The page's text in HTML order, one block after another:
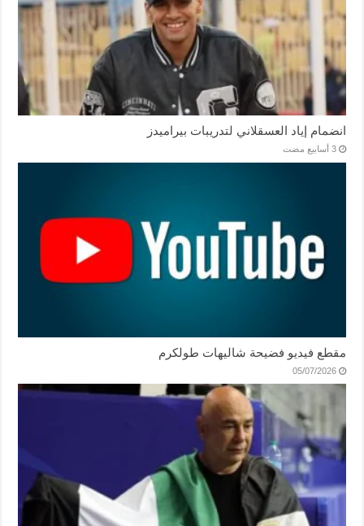
انضمام إياد العسقلاني لتدريبات بيراميدز
‏3 أسابيع مضت
مقطع فيديو فضيحة شاليهات طولكرم
05/07/2026